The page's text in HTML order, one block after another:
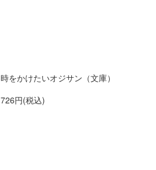
時をかけたいオジサン（文庫）
726円(税込)